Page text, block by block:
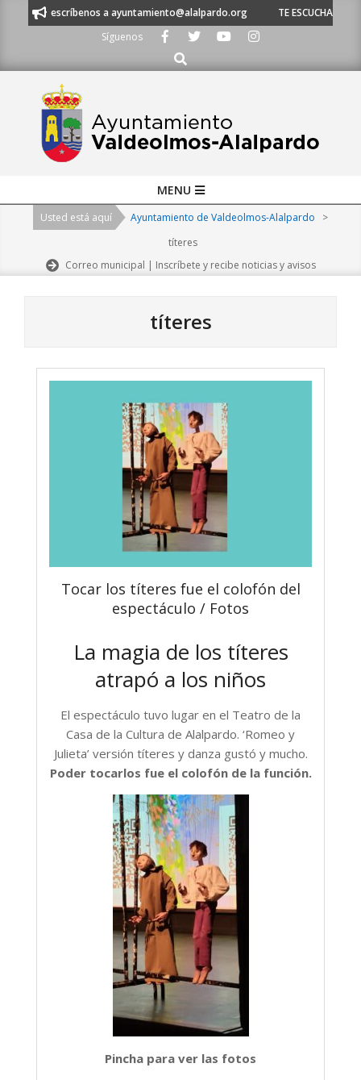
escríbenos a ayuntamiento@alalpardo.org
TE ESCUCHAMOS -
Síguenos
Buscar
Navigation
MENU
Usted está aquí Ayuntamiento de Valdeolmos-Alalpardo
>
títeres
Correo municipal | Inscríbete y recibe noticias y avisos
títeres
Tocar los títeres fue el colofón del
espectáculo / Fotos
La magia de los títeres
atrapó a los niños
El espectáculo tuvo lugar en el Teatro de la
Casa de la Cultura de Alalpardo. ‘Romeo y
Julieta’ versión títeres y danza gustó y mucho.
Poder tocarlos fue el colofón de la función.
Pincha para ver las fotos